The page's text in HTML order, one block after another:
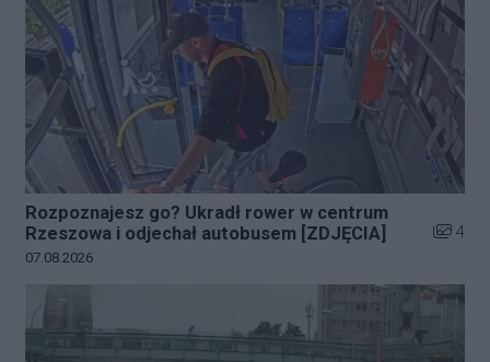
Rozpoznajesz go? Ukradł rower w centrum
Rzeszowa i odjechał autobusem [ZDJĘCIA]
Liczba
4
Data dodania galerii:
07.08.2026